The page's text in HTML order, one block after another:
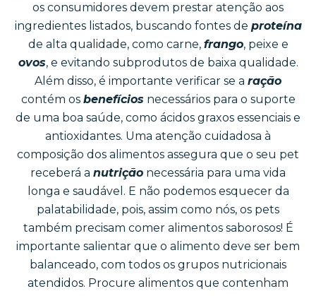
os consumidores devem prestar atenção aos
ingredientes listados, buscando fontes de proteína
de alta qualidade, como carne, frango, peixe e
ovos, e evitando subprodutos de baixa qualidade.
Além disso, é importante verificar se a ração
contém os benefícios necessários para o suporte
de uma boa saúde, como ácidos graxos essenciais e
antioxidantes. Uma atenção cuidadosa à
composição dos alimentos assegura que o seu pet
receberá a nutrição necessária para uma vida
longa e saudável. E não podemos esquecer da
palatabilidade, pois, assim como nós, os pets
também precisam comer alimentos saborosos! É
importante salientar que o alimento deve ser bem
balanceado, com todos os grupos nutricionais
atendidos. Procure alimentos que contenham